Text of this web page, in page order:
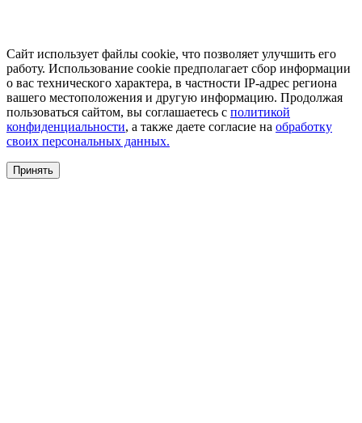
Сайт использует файлы cookie, что позволяет улучшить его
работу. Использование cookie предполагает сбор информации
о вас технического характера, в частности IP-адрес региона
вашего местоположения и другую информацию. Продолжая
пользоваться сайтом, вы соглашаетесь с политикой
конфиденциальности, а также даете согласие на обработку
своих персональных данных.
Принять